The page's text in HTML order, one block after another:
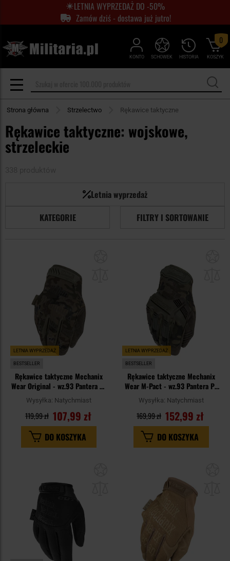
LETNIA WYPRZEDAŻ DO -50%
Zamów dziś - dostawa już jutro!
KONTO HISTORIA
SCHOWEK KOSZYK
0
Strona główna Strzelectwo Rękawice taktyczne
Rękawice taktyczne: wojskowe,
strzeleckie
Letnia wyprzedaż
KATEGORIE
FILTRY I SORTOWANIE
LETNIA WYPRZEDAŻ
BESTSELLER
Rękawice taktyczne Mechanix
Wear Original - wz.93 Pantera PL
Woodland
Wysyłka: Natychmiast
107,99 zł
119,99 zł
DO KOSZYKA
LETNIA WYPRZEDAŻ
BESTSELLER
Rękawice taktyczne Mechanix
Wear M-Pact - wz.93 Pantera PL
Woodland
Wysyłka: Natychmiast
152,99 zł
169,99 zł
DO KOSZYKA